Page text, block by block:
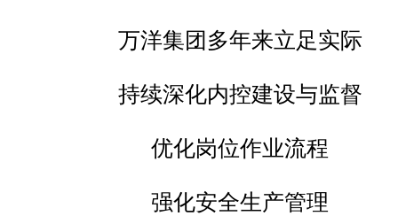
万洋集团多年来立足实际
持续深化内控建设与监督
优化岗位作业流程
强化安全生产管理